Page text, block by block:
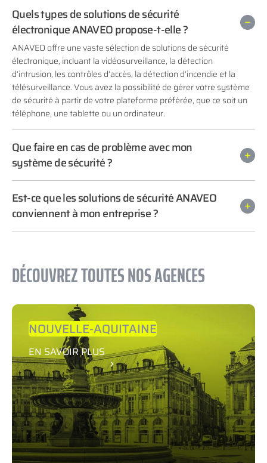
Quels types de solutions de sécurité
électronique ANAVEO propose-t-elle ?
ANAVEO offre une vaste sélection de solutions de sécurité
électronique, incluant la vidéosurveillance, la détection
d’intrusion, les contrôles d’accès, la détection d’incendie et la
télésurveillance. Vous avez la possibilité de gérer votre système
de sécurité à partir de votre plateforme préférée, que ce soit un
téléphone, une tablette ou un ordinateur.
Que faire en cas de problème avec mon
système de sécurité ?
Est-ce que les solutions de sécurité ANAVEO
conviennent à mon entreprise ?
DÉCOUVREZ TOUTES NOS AGENCES
NOUVELLE-AQUITAINE
EN SAVOIR PLUS